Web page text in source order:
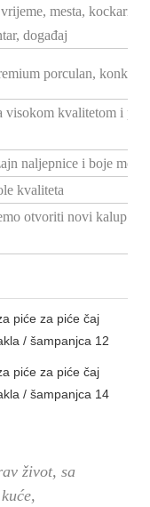
mesta,
događaj
porculan,
visokom kvalitetom i
naljepnice i boje
kvaliteta
otvoriti novi kalup
život, sa